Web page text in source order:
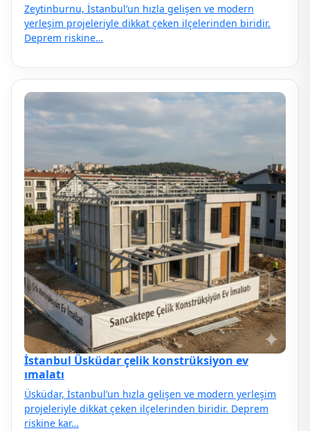
Zeytinburnu, İstanbul’un hızla gelişen ve modern
yerleşim projeleriyle dikkat çeken ilçelerinden biridir.
Deprem riskine…
İstanbul Üsküdar çelik konstrüksiyon ev
ımalatı
Üsküdar, İstanbul’un hızla gelişen ve modern yerleşim
projeleriyle dikkat çeken ilçelerinden biridir. Deprem
riskine kar…